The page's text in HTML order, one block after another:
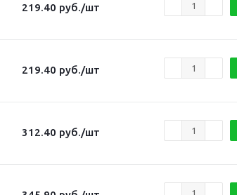
219.40 руб./шт
219.40 руб./шт
312.40 руб./шт